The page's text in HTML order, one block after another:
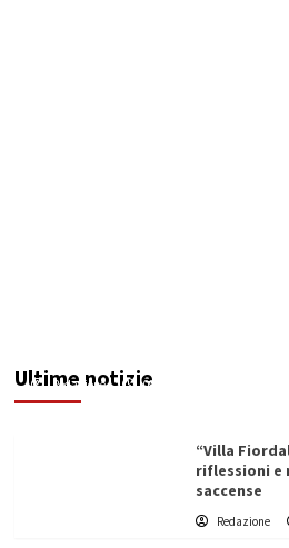
Ultime notizie
Redazione 09/08/2026
“Villa
riflessioni e
saccense
Redazione